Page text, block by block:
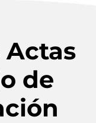
Actas
de